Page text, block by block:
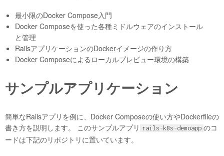
最小限のDocker Compose入門
Docker Composeを使った各種ミドルウェアのインストール
と管理
RailsアプリケーションのDockerイメージの作り方
Docker Composeによるローカルプレビュー環境の構築
サンプルアプリケーション
簡単なRailsアプリを例に、Docker Composeの使い方やDockerfileの
書き方を説明します。 このサンプルアプリ rails-k8s-demoapp のコ
ードは下記のリポジトリに置いています。